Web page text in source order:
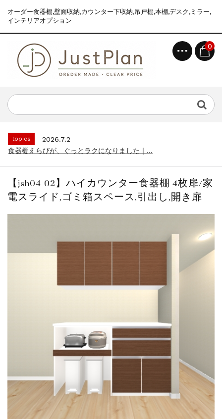
オーダー食器棚,壁面収納,カウンター下収納,吊戸棚,本棚,デスク,ミラー,
インテリアオプション
0
食器棚えらびが、ぐっとラクになりました｜...
news
2026.8.6
topics
2026.7.2
食器棚えらびが、ぐっとラクになりました｜...
topics
2026.7.2
食器棚えらびが、ぐっとラクになりました｜...
【jsh04-02】ハイカウンター食器棚 4枚扉/家
電スライド,ゴミ箱スペース,引出し,開き扉